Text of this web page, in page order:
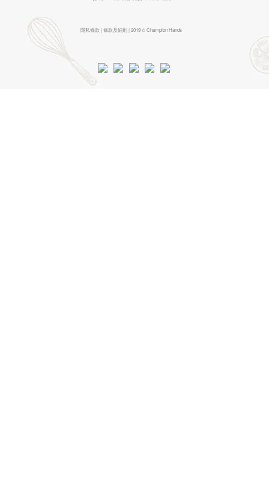
隱私條款 | 條款及細則 | 2019 © Champion Hands